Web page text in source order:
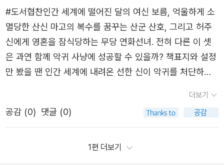
아니고 신도 아닌 이 존재는 조선 시대에 보름과 사랑을 나
누었던 상대였습니다.현은 자신의 처지를 비관하며 세상을
초월하고 싶어 했는데 그 욕망에 화답한 것이 그믐이었거든
요. 그믐은 보름의 옛사랑 현을 조종하고 있었어요. 이들의
이야기가 젊은 여자들이 사라지는 일과 관련이 깊었습니다.
한 스토리라인에 흠뻑 빠져들게 되었답니다.현과 그믐이 보
름에게 다가올수록 보름이 멋지게 펀치를 날려주길 바랐습
니다. 표지에서 보름이 들고 있던 달 무늬가 멋진 배트로 말
이지요. 깊은 어둠에서 허우적거렸던 자신을 떨쳐버릴 시간.
부터인데요~잠식당하고 있는 잡귀를 쫓아주었지만 연화는
그렇게 된 자신은아무런 쓸모가 없어졌다 생각을 하여 다시
신을 넣고 싶어해요~다시는 인간을 불쌍히 여기지 않겠다고
생각한 보름이지만그 동정심에 연화를 도와주게 됩니다~그
리고 각자의 이유로 함께 보름과 악귀 사냥에 나서게 되는거
믿고 땅으로 떨어져 내렸지만 그것은 옳은 선택이 아니었죠
미천한 집안에서 태어난 신분은 그 한계를 뛰어 넘고 싶은
욕망에그믐과의 고래를 하지만 그것은 김현의 영혼을 좀 먹
을 뿐이죠~점차 사랑이라고 믿었던 감정은 그저 소유욕으로
#도서협찬인간 세계에 떨어진 달의 여신 보름, 억울하게 소
멸당한 산신 마고의 복수를 꿈꾸는 산군 산호, 그리고 허주
신에게 영혼을 잠식당하는 무당 연화선녀. 전혀 다른 이 셋
은 과연 함께 악귀 사냥에 성공할 수 있을까? 책표지와 설정
만 봤을 땐 인간 세계에 내려온 선한 신이 악귀를 처단하며
이야기가 중심이라 조금 아쉬움이 남았다. 사랑 이야기 없이
멋지게 악귀들을 물리치고 엄청난 활약을 보여주는 전개를
점은 무당 연화선녀의 존재감이 너무 약했다는 것. 허주신에
더보기
공감 (0) 댓글 (0)
1편 더보기